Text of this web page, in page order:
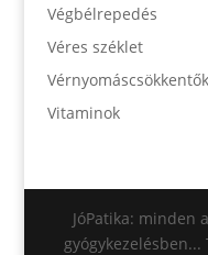
Végbélrepedés
Véres széklet
Vitaminok
JóPatika: minden